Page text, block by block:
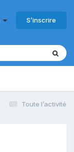
S’inscrire
Toute l’activité